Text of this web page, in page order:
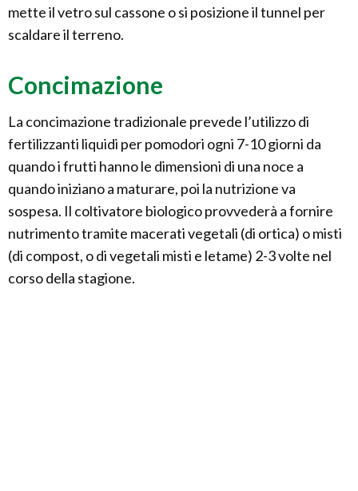
mette il vetro sul cassone o si posizione il tunnel per
scaldare il terreno.
Concimazione
La concimazione tradizionale prevede l’utilizzo di
fertilizzanti liquidi per pomodori ogni 7-10 giorni da
quando i frutti hanno le dimensioni di una noce a
quando iniziano a maturare, poi la nutrizione va
sospesa. Il coltivatore biologico provvederà a fornire
nutrimento tramite macerati vegetali (di ortica) o misti
(di compost, o di vegetali misti e letame) 2-3 volte nel
corso della stagione.